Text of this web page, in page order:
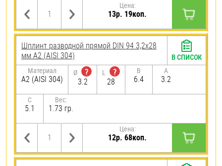
Цена:
13р. 19коп.
Шплинт разводной прямой DIN 94 3,2х28
мм А2 (AISI 304)
Материал
А2 (AISI 304)
Ø
?
3.2
L
?
28
B
6.4
A
3.2
C
5.1
Вес:
1.73 гр.
Цена:
12р. 68коп.
В СПИСОК